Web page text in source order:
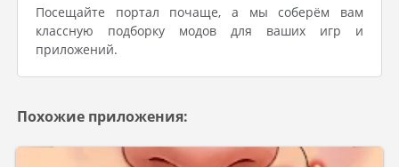
Посещайте портал почаще, а мы соберём вам
классную подборку модов для ваших игр и
приложений.
Похожие приложения: